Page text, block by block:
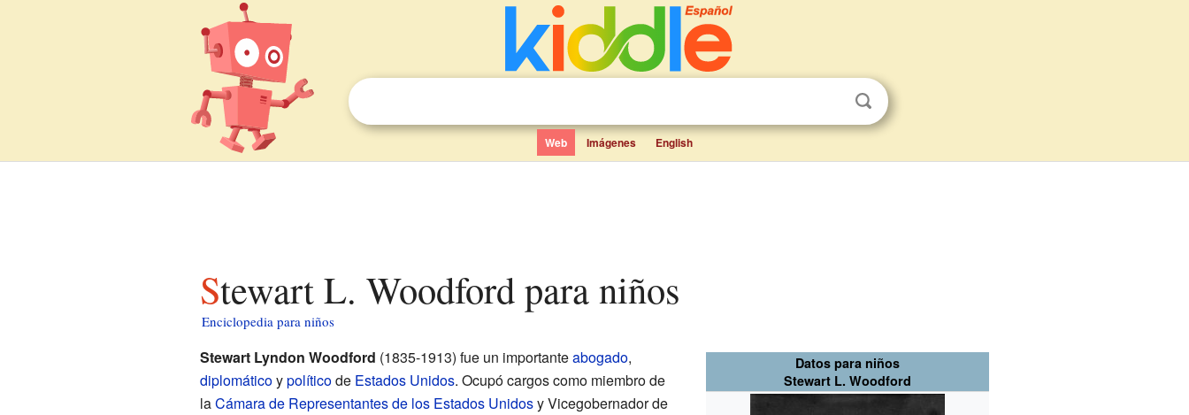
Web Imágenes English
Stewart L. Woodford para niños
Enciclopedia para niños
Datos para niños
Stewart L. Woodford
Stewart Lyndon Woodford (1835-1913) fue un importanteabogado,
diplomáticoypolíticode Estados Unidos. Ocupó cargos como miembro de
laCámara de Representantes de los Estados Unidosy Vicegobernador de